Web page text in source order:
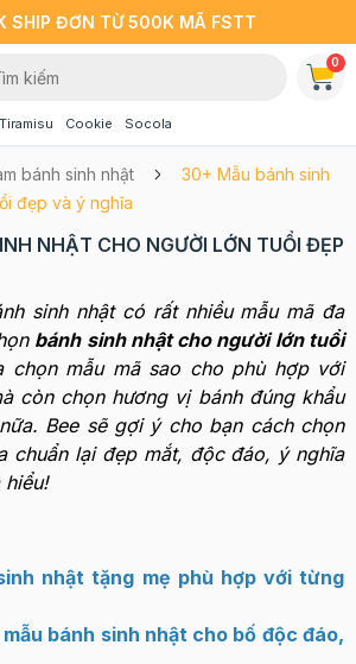
SHIP ĐƠN TỪ 500K MÃ FSTT
Tiramisu Cookie Socola
0
bánh sinh nhật
30+ Mẫu bánh sinh
đẹp và ý nghĩa
NHẬT CHO NGƯỜI LỚN TUỔI ĐẸP
sinh nhật có rất nhiều mẫu mã đa
bánh sinh nhật cho người lớn tuổi
chọn mẫu mã sao cho phù hợp với
còn chọn hương vị bánh đúng khẩu
Bee sẽ gợi ý cho bạn cách chọn
chuẩn lại đẹp mắt, độc đáo, ý nghĩa
hiểu!
nhật tặng mẹ phù hợp với từng
bánh sinh nhật cho bố độc đáo,